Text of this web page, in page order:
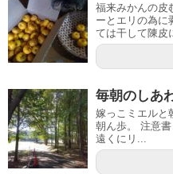
福来みかんの皮
ーとエリの為に
ては干して陳皮
毎朝のしあ
嫁っこミエルと
朝ん歩。 注意書
遠くにリ...